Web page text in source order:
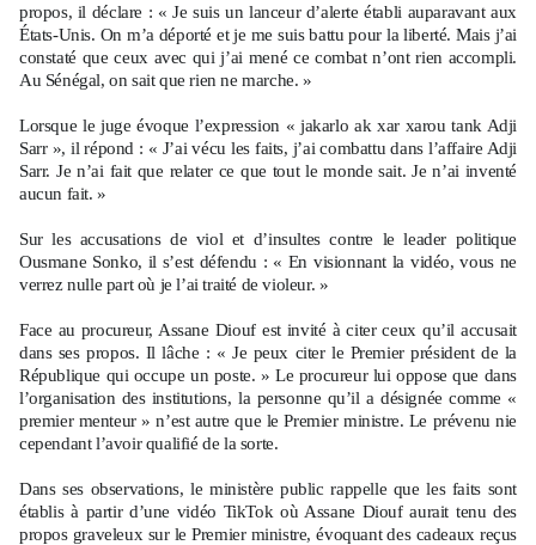
propos, il déclare : « Je suis un lanceur d’alerte établi auparavant aux
États-Unis. On m’a déporté et je me suis battu pour la liberté. Mais j’ai
constaté que ceux avec qui j’ai mené ce combat n’ont rien accompli.
Au Sénégal, on sait que rien ne marche. »
Lorsque le juge évoque l’expression « jakarlo ak xar xarou tank Adji
Sarr », il répond : « J’ai vécu les faits, j’ai combattu dans l’affaire Adji
Sarr. Je n’ai fait que relater ce que tout le monde sait. Je n’ai inventé
aucun fait. »
Sur les accusations de viol et d’insultes contre le leader politique
Ousmane Sonko, il s’est défendu : « En visionnant la vidéo, vous ne
verrez nulle part où je l’ai traité de violeur. »
Face au procureur, Assane Diouf est invité à citer ceux qu’il accusait
dans ses propos. Il lâche : « Je peux citer le Premier président de la
République qui occupe un poste. » Le procureur lui oppose que dans
l’organisation des institutions, la personne qu’il a désignée comme «
premier menteur » n’est autre que le Premier ministre. Le prévenu nie
cependant l’avoir qualifié de la sorte.
Dans ses observations, le ministère public rappelle que les faits sont
établis à partir d’une vidéo TikTok où Assane Diouf aurait tenu des
propos graveleux sur le Premier ministre, évoquant des cadeaux reçus